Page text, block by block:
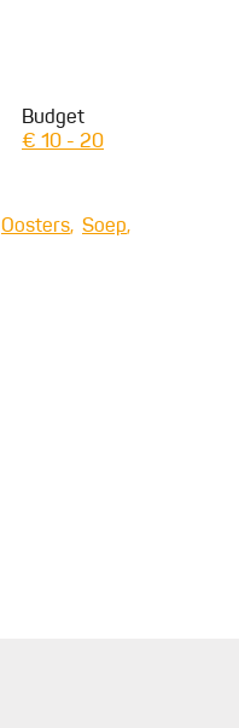
Budget
€ 10 - 20
Oosters
Soep